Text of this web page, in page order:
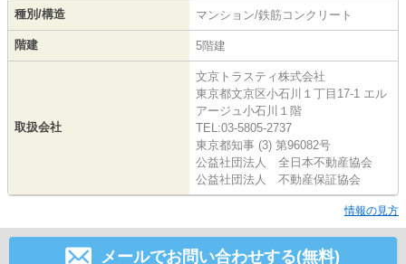
種別/構造 マンション/鉄筋コンクリート
階建 5階建
取扱会社
文京トラスティ株式会社
東京都文京区小石川１丁目17-1 エル
アージュ小石川１階
TEL:03-5805-2737
東京都知事 (3) 第96082号
公益社団法人 全日本不動産協会
公益社団法人 不動産保証協会
情報の見方
メールでお問い合わせする(無料)